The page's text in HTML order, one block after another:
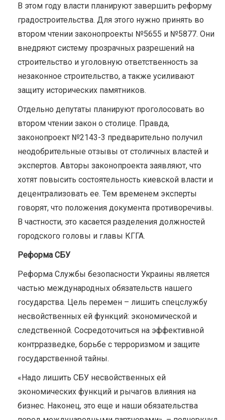
В этом году власти планируют завершить реформу
градостроительства. Для этого нужно принять во
втором чтении законопроекты №5655 и №5877. Они
внедряют систему прозрачных разрешений на
строительство и уголовную ответственность за
незаконное строительство, а также усиливают
защиту исторических памятников.
Отдельно депутаты планируют проголосовать во
втором чтении закон о столице. Правда,
законопроект №2143-3 предварительно получил
неодобрительные отзывы от столичных властей и
экспертов. Авторы законопроекта заявляют, что
хотят повысить состоятельность киевской власти и
децентрализовать ее. Тем временем эксперты
говорят, что положения документа противоречивы.
В частности, это касается разделения должностей
городского головы и главы КГГА.
Реформа СБУ
Реформа Службы безопасности Украины является
частью международных обязательств нашего
государства. Цель перемен – лишить спецслужбу
несвойственных ей функций: экономической и
следственной. Сосредоточиться на эффективной
контрразведке, борьбе с терроризмом и защите
государственной тайны.
«Надо лишить СБУ несвойственных ей
экономических функций и рычагов влияния на
бизнес. Наконец, это еще и наши обязательства